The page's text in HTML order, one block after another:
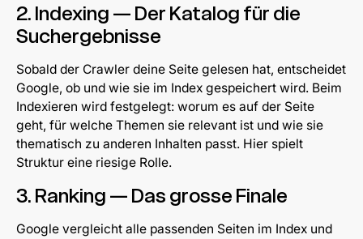
2. Indexing — Der Katalog für die
Suchergebnisse
Sobald der Crawler deine Seite gelesen hat, entscheidet
Google, ob und wie sie im Index gespeichert wird. Beim
Indexieren wird festgelegt: worum es auf der Seite
geht, für welche Themen sie relevant ist und wie sie
thematisch zu anderen Inhalten passt. Hier spielt
Struktur eine riesige Rolle.
3. Ranking — Das grosse Finale
Google vergleicht alle passenden Seiten im Index und